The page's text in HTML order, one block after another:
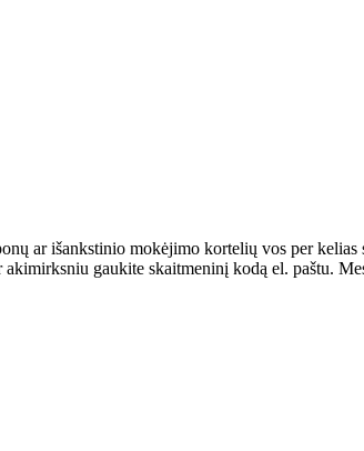
ar išankstinio mokėjimo kortelių vos per
gaukite skaitmeninį kodą el. paštu.